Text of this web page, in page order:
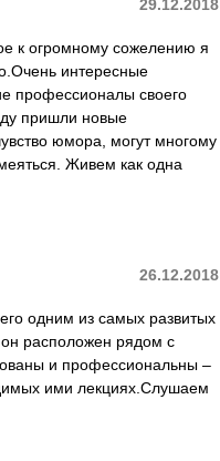
29.12.2018
к огромному сожелению я
интересные
профессионалы своего
пришли новые
юмора, могут многому
Живем как одна
26.12.2018
одним из самых развитых
он расположен рядом с
и профессиональны –
ими лекциях.Слушаем